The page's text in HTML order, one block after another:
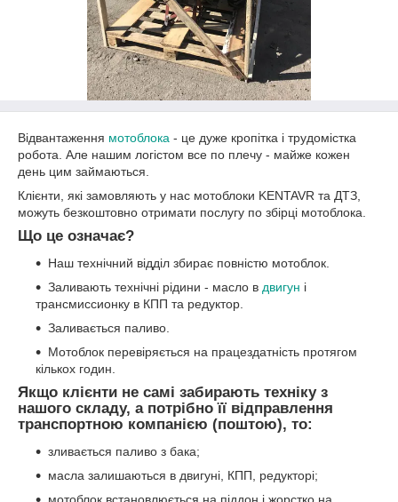
Відвантаження мотоблока - це дуже кропітка і трудомістка
робота. Але нашим логістом все по плечу - майже кожен
день цим займаються.
Клієнти, які замовляють у нас мотоблоки KENTAVR та ДТЗ,
можуть безкоштовно отримати послугу по збірці мотоблока.
Що це означає?
Наш технічний відділ збирає повністю мотоблок.
Заливають технічні рідини - масло в двигун і
трансмиссионку в КПП та редуктор.
Заливається паливо.
Мотоблок перевіряється на працездатність протягом
кількох годин.
Якщо клієнти не самі забирають техніку з
нашого складу, а потрібно її відправлення
транспортною компанією (поштою), то:
зливається паливо з бака;
масла залишаються в двигуні, КПП, редукторі;
мотоблок встановлюється на піддон і жорстко на